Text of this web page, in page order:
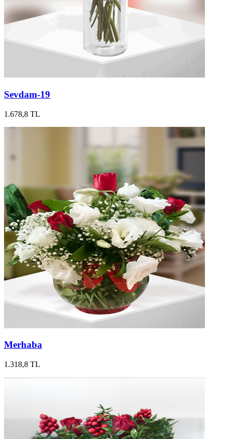
Sevdam-19
1.678,8 TL
Merhaba
1.318,8 TL